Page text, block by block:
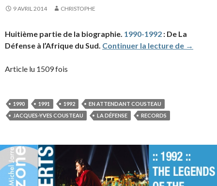
9 AVRIL 2014 CHRISTOPHE
Huitième partie de la biographie. 1990-1992 : De La
Défense à l’Afrique du Sud. Continuer la lecture de →
Article lu 1509 fois
1990 1991 1992
EN ATTENDANT COUSTEAU
JACQUES-YVES COUSTEAU
LA DÉFENSE RECORDS